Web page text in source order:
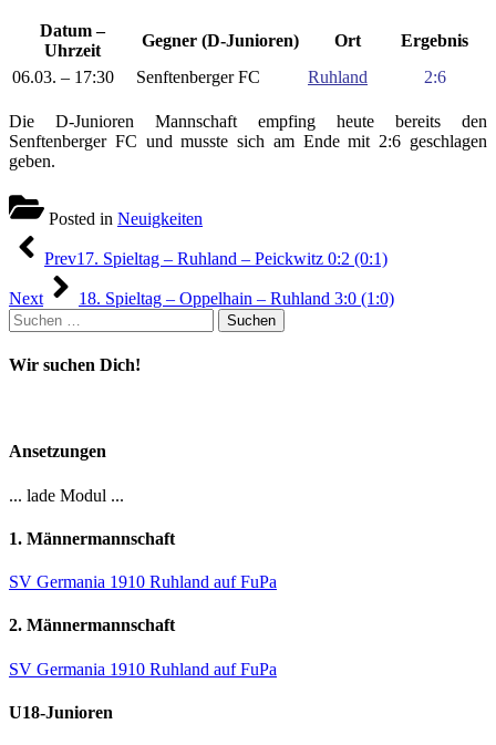
Datum –
Uhrzeit
Gegner (D-Junioren) Ort
Ergebnis
06.03. – 17:30
Senftenberger FC Ruhland 2:6
Die D-Junioren Mannschaft empfing heute bereits den
Senftenberger FC und musste sich am Ende mit 2:6 geschlagen
geben.
Posted in Neuigkeiten
Beitragsnavigation
Prev17. Spieltag – Ruhland – Peickwitz 0:2 (0:1)
Next
18. Spieltag – Oppelhain – Ruhland 3:0 (1:0)
Suchen
nach:
Wir suchen Dich!
Ansetzungen
... lade Modul ...
1. Männermannschaft
SV Germania 1910 Ruhland auf FuPa
2. Männermannschaft
SV Germania 1910 Ruhland auf FuPa
U18-Junioren